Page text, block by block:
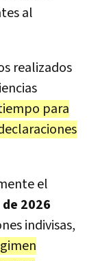
al
realizados
para
el
2026
indivisas,